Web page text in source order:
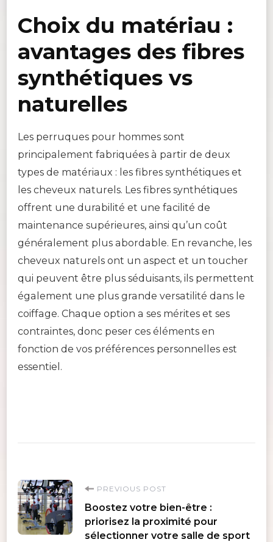
Choix du matériau :
avantages des fibres
synthétiques vs
naturelles
Les perruques pour hommes sont
principalement fabriquées à partir de deux
types de matériaux : les fibres synthétiques et
les cheveux naturels. Les fibres synthétiques
offrent une durabilité et une facilité de
maintenance supérieures, ainsi qu’un coût
généralement plus abordable. En revanche, les
cheveux naturels ont un aspect et un toucher
qui peuvent être plus séduisants, ils permettent
également une plus grande versatilité dans le
coiffage. Chaque option a ses mérites et ses
contraintes, donc peser ces éléments en
fonction de vos préférences personnelles est
essentiel.
Post
Navigation
PREVIOUS POST
Boostez votre bien-être :
priorisez la proximité pour
sélectionner votre salle de sport